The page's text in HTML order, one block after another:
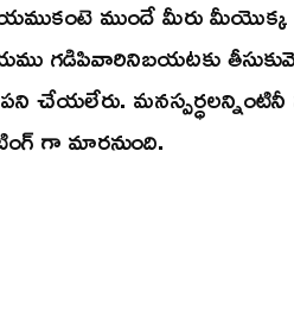
ముందే మీరు మీయొక్క
గడిపివారినిబయటకు
చేయలేరు.
గా మారనుంది.